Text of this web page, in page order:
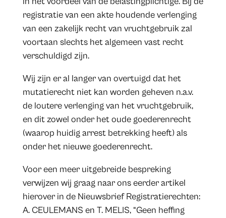
registratie van een akte houdende verlenging
van een zakelijk recht van vruchtgebruik zal
voortaan slechts het algemeen vast recht
verschuldigd zijn.
Wij zijn er al langer van overtuigd dat het
mutatierecht niet kan worden geheven n.a.v.
de loutere verlenging van het vruchtgebruik,
en dit zowel onder het oude goederenrecht
(waarop huidig arrest betrekking heeft) als
onder het nieuwe goederenrecht.
Voor een meer uitgebreide bespreking
verwijzen wij graag naar ons eerder artikel
hierover in de Nieuwsbrief Registratierechten:
A. CEULEMANS en T. MELIS, “Geen heffing